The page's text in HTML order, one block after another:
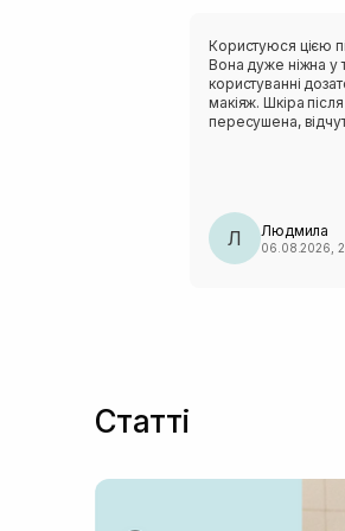
Користуюся цією
Вона дуже ніжна у
користуванні
макіяж. Шкіра
пересушена,
Л Людмила
06.08.2026,
Статті